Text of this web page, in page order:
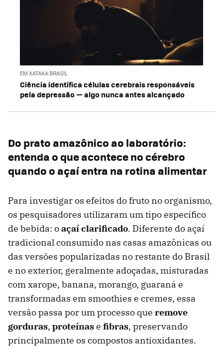
EM XATAKA BRASIL
Ciência identifica células cerebrais responsáveis
pela depressão — algo nunca antes alcançado
Do prato amazônico ao laboratório:
entenda o que acontece no cérebro
quando o açaí entra na rotina alimentar
Para investigar os efeitos do fruto no organismo,
os pesquisadores utilizaram um tipo específico
de bebida: oaçaí clarificado. Diferente do açaí
tradicional consumido nas casas amazônicas ou
das versões popularizadas no restante do Brasil
e no exterior, geralmente adoçadas, misturadas
com xarope, banana, morango, guaraná e
transformadas em smoothies e cremes, essa
versão passa por um processo que remove
gorduras, proteínase fibras, preservando
principalmente os compostos antioxidantes.